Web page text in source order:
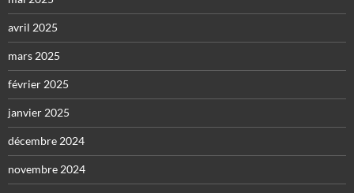
avril 2025
mars 2025
février 2025
janvier 2025
décembre 2024
novembre 2024